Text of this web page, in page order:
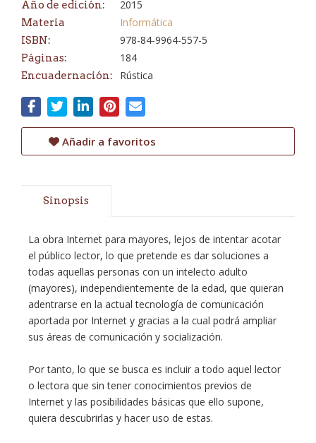
Año de edición: 2015
Materia Informática
ISBN: 978-84-9964-557-5
Páginas: 184
Encuadernación: Rústica
Añadir a favoritos
Sinopsis
La obra Internet para mayores, lejos de intentar acotar
el público lector, lo que pretende es dar soluciones a
todas aquellas personas con un intelecto adulto
(mayores), independientemente de la edad, que quieran
adentrarse en la actual tecnología de comunicación
aportada por Internet y gracias a la cual podrá ampliar
sus áreas de comunicación y socialización.
Por tanto, lo que se busca es incluir a todo aquel lector
o lectora que sin tener conocimientos previos de
Internet y las posibilidades básicas que ello supone,
quiera descubrirlas y hacer uso de estas.